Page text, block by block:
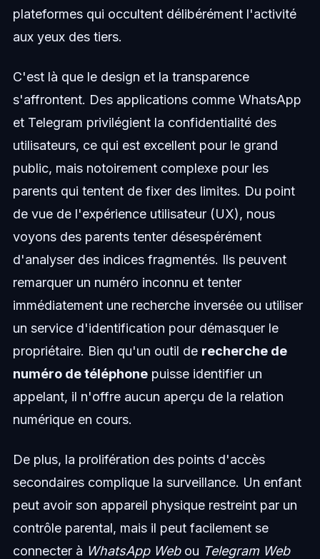
plateformes qui occultent délibérément l'activité
aux yeux des tiers.
C'est là que le design et la transparence
s'affrontent. Des applications comme WhatsApp
et Telegram privilégient la confidentialité des
utilisateurs, ce qui est excellent pour le grand
public, mais notoirement complexe pour les
parents qui tentent de fixer des limites. Du point
de vue de l'expérience utilisateur (UX), nous
voyons des parents tenter désespérément
d'analyser des indices fragmentés. Ils peuvent
remarquer un numéro inconnu et tenter
immédiatement une recherche inversée ou utiliser
un service d'identification pour démasquer le
propriétaire. Bien qu'un outil de recherche de
numéro de téléphonepuisse identifier un
appelant, il n'offre aucun aperçu de la relation
numérique en cours.
De plus, la prolifération des points d'accès
secondaires complique la surveillance. Un enfant
peut avoir son appareil physique restreint par un
contrôle parental, mais il peut facilement se
connecter à WhatsApp Webou Telegram Web